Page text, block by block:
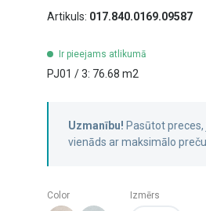
Artikuls: 017.840.0169.09587
Ir pieejams atlikumā
PJ01 / 3: 76.68 m2
Uzmanību! Pasūtot
vienāds ar maksimālo
Color Izmērs